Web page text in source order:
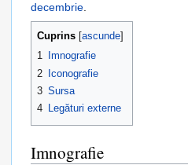
decembrie.
Cuprins ascunde
1
Imnografie
2
Iconografie
3 Sursa
4 Legături externe
Imnografie